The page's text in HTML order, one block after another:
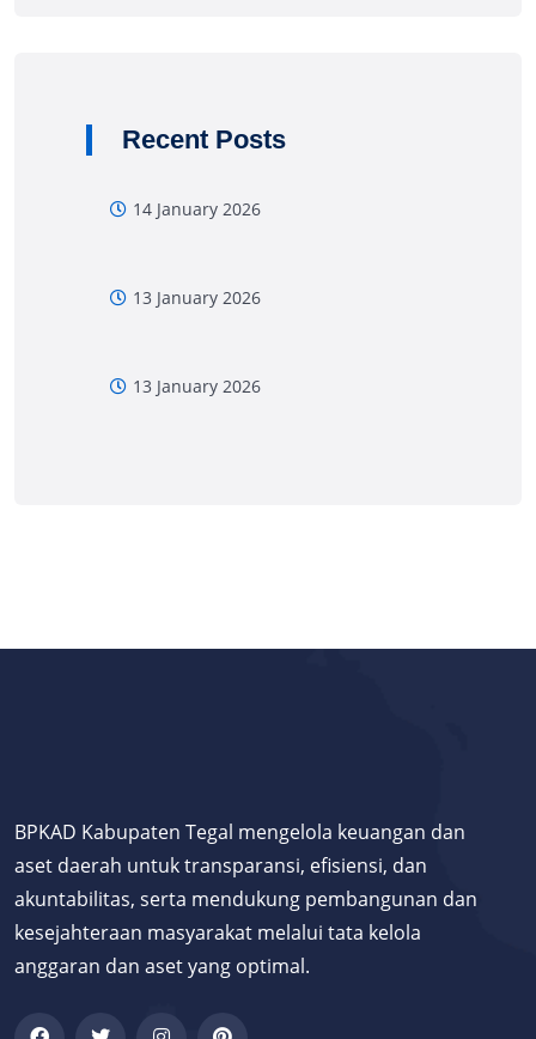
Recent Posts
14 January 2026
13 January 2026
13 January 2026
BPKAD Kabupaten Tegal mengelola keuangan dan
aset daerah untuk transparansi, efisiensi, dan
akuntabilitas, serta mendukung pembangunan dan
kesejahteraan masyarakat melalui tata kelola
anggaran dan aset yang optimal.